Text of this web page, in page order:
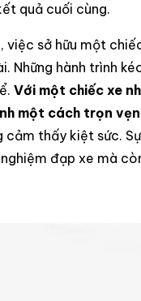
quả cuối cùng.
sở hữu một
Những hành trình
Với một chiếc xe
một cách trọn
cảm thấy kiệt sức.
đạp xe mà